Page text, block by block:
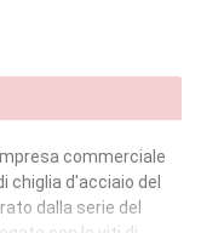
commerciale
chiglia d'acciaio del
dalla serie del